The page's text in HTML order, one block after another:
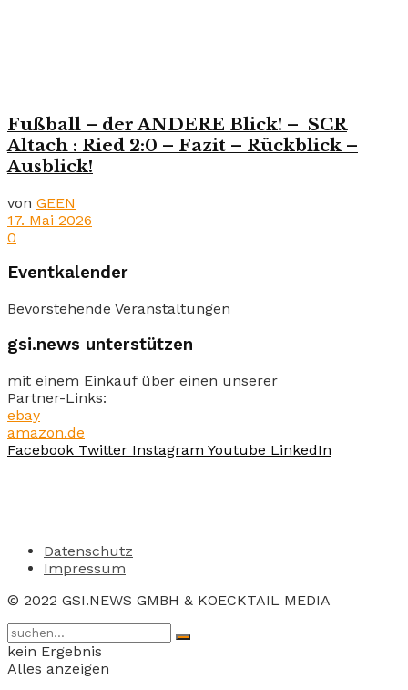
Fußball – der ANDERE Blick! – SCR
Altach : Ried 2:0 – Fazit – Rückblick –
Ausblick!
von GEEN
17. Mai 2026
0
Eventkalender
Bevorstehende Veranstaltungen
gsi.news unterstützen
mit einem Einkauf über einen unserer
Partner-Links:
ebay
amazon.de
Facebook Twitter Instagram Youtube LinkedIn
Datenschutz
Impressum
© 2022 GSI.NEWS GMBH & KOECKTAIL MEDIA
kein Ergebnis
Alles anzeigen